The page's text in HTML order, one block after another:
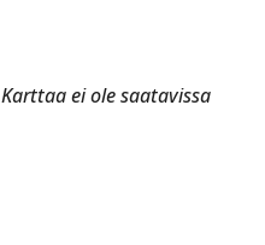
Karttaa ei ole saatavissa